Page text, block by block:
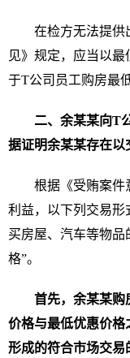
在检方无法提供
见》规定，应当以最
于T公司员工购房最
二、余某某向T
据证明余某某存在以
根据《受贿案件
利益，以下列交易形
买房屋、汽车等物
格”。
首先，余某某购
价格与最低优惠价格
形成的符合市场交易